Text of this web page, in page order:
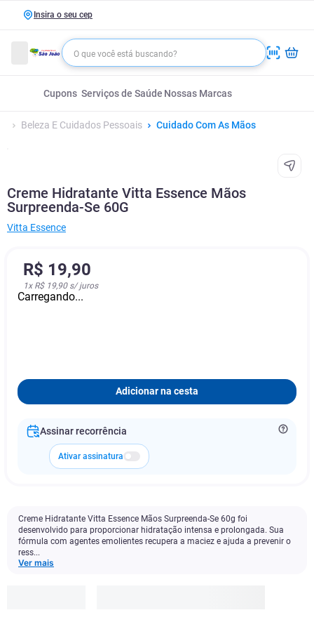
Insira o seu cep
Cupons Serviços de Saúde Nossas Marcas
Beleza E Cuidados Pessoais Cuidado Com As Mãos
Creme Hidratante Vitta Essence Mãos
Surpreenda-Se 60G
Vitta Essence
R$ 19,90
1x R$ 19,90s/ juros
Carregando...
Adicionar na cesta
Assinar recorrência
Ativar assinatura
Creme Hidratante Vitta Essence Mãos Surpreenda-Se 60g foi
desenvolvido para proporcionar hidratação intensa e prolongada. Sua
fórmula com agentes emolientes recupera a maciez e ajuda a prevenir o
ress...
Ver mais